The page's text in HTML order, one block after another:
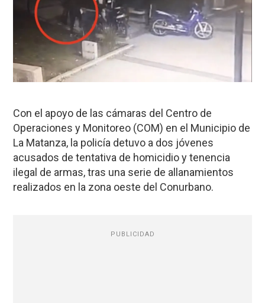
Con el apoyo de las cámaras del Centro de
Operaciones y Monitoreo (COM) en el Municipio de
La Matanza, la policía detuvo a dos jóvenes
acusados de tentativa de homicidio y tenencia
ilegal de armas, tras una serie de allanamientos
realizados en la zona oeste del Conurbano.
PUBLICIDAD